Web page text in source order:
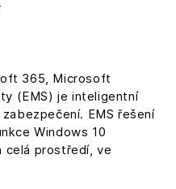
365, Microsoft
(EMS) je inteligentní
EMS řešení
Windows 10
celá prostředí, ve